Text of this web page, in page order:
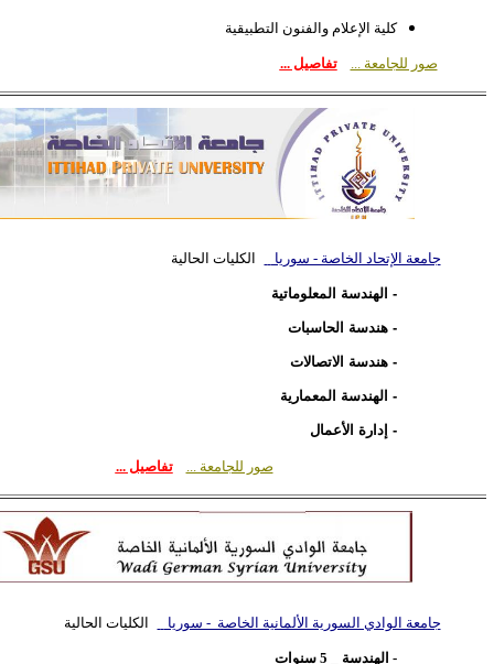
كلية الإعلام والفنون التطبيقية
صور للجامعة ... تفاصيل ...
جامعة الإتحاد الخاصة - سوريا الكليات الحالية
- الهندسة المعلوماتية
-هندسة الحاسبات
-هندسة الاتصالات
- الهندسة المعمارية
- إدارة الأعمال
صور للجامعة ... تفاصيل ...
جامعة الوادي السورية الألمانية الخاصة - سوريا الكليات الحالية
- الهندسة _ 5 سنوات